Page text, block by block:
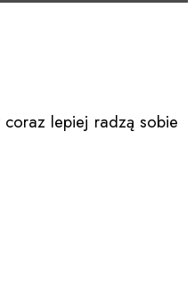
coraz lepiej radzą sobie
i wyzwania: jak
jeszcze bardziej
Europy
do wdrażania zmian,